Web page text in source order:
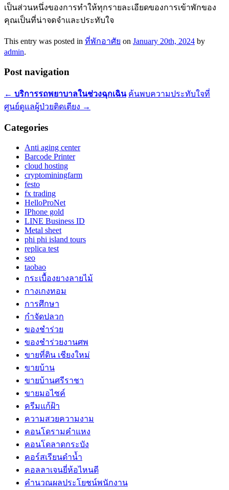
เป็นส่วนหนึ่งของการทำให้ทุกรายละเอียดของการเข้าพักของ
คุณเป็นที่น่าจดจำและประทับใจ
This entry was posted in ที่พักอาศัย on January 20th, 2024 by
admin.
Post navigation
← บริการรถพยาบาลในช่วงฉุกเฉิน ค้นพบความประทับใจที่
ศูนย์ดูแลผู้ป่วยติดเตียง →
Categories
Anti aging center
Barcode Printer
cloud hosting
cryptominingfarm
festo
fx trading
HelloProNet
IPhone gold
LINE Business ID
Metal sheet
phi phi island tours
replica test
seo
taobao
กระเบื้องยางลายไม้
กางเกงทอม
การศึกษา
กำจัดปลวก
ของชำร่วย
ของชำร่วยงานศพ
ขายที่ดิน เชียงใหม่
ขายบ้าน
ขายบ้านศรีราชา
ขายมอไซค์
ครีมแก้ฝ้า
ความสวยความงาม
คอนโดรามคำแหง
คอนโดลาดกระบัง
คอร์สเรียนดำน้ำ
คอลลาเจนยี่ห้อไหนดี
คำนวณผลประโยชน์พนักงาน